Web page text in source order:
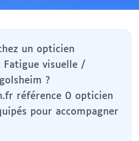
un opticien
Fatigue visuelle /
?
référence 0 opticien
pour accompagner